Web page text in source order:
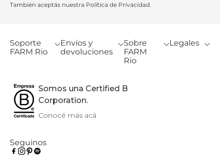
También aceptás nuestra Política de Privacidad.
Soporte
FARM Rio
Envíos y
devoluciones
Sobre
FARM
Rio
Legales
Somos una Certified B
Corporation.
Conocé más acá
Seguinos